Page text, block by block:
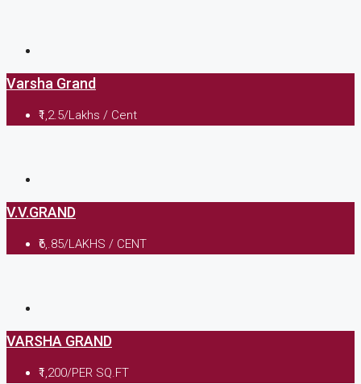
Varsha Grand
₹1,2.5/Lakhs / Cent
V.V.GRAND
₹6,.85/LAKHS / CENT
VARSHA GRAND
₹1,200/PER SQ.FT